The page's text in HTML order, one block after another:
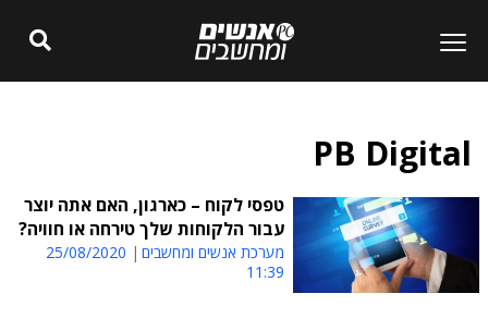
PB Digital
טפסי לקוח – כארגון, האם אתה יוצר
עבור הלקוחות שלך טירחה או חוויה?
מערכת אנשים ומחשבים
25/08/2020
11:39